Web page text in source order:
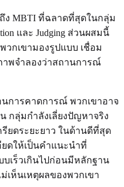
ง MBTI ที่ฉลาดที่สุดในกลุ่ม
และ Judging ส่วนผสมนี้
วกเขามองรูปแบบ เชื่อม
พจำลองว่าสถานการณ์
การคาดการณ์ พวกเขาอาจ
กลุ่มกำลังเลี่ยงปัญหาจริง
ยดระยะยาว ในด้านดีที่สุด
ยดให้เป็นคำแนะนำที่
บเร็วเกินไปก่อนมีหลักฐาน
ห็นเหตุผลของพวกเขา